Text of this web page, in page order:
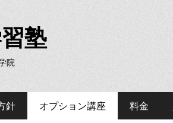
塾
院
針 オプション講座 料金